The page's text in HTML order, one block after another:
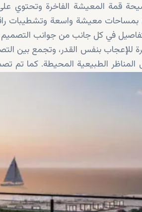
بمساحات معيشة واسعة وتشطيبات
في كل جانب من جوانب
للإعجاب بنفس القدر، وتجمع بين
المناظر الطبيعية المحيطة. كما
والخارجية وتحقيق أقصى استفادة
مثل حمامات السباحة بدون حواف